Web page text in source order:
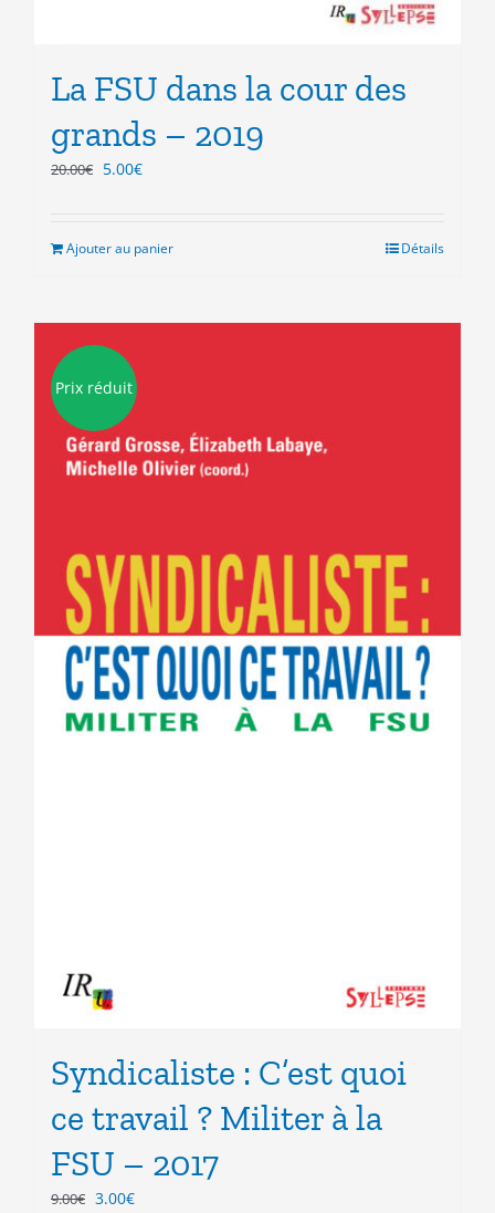
La FSU dans la cour des
grands – 2019
20.00€ Le
5.00€Le
est :
Ajouter au panier Détails
Prix réduit
Syndicaliste : C’est quoi
ce travail ? Militer à la
FSU – 2017
9.00€ Le
3.00€Le